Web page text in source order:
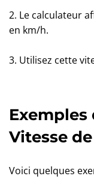
2. Le calculateur
en km/h.
3. Utilisez cette
Exemples
Vitesse
Voici quelques